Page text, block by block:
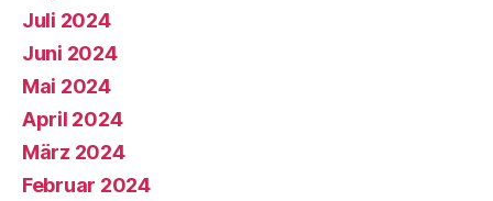
Juli 2024
Juni 2024
Mai 2024
April 2024
März 2024
Februar 2024